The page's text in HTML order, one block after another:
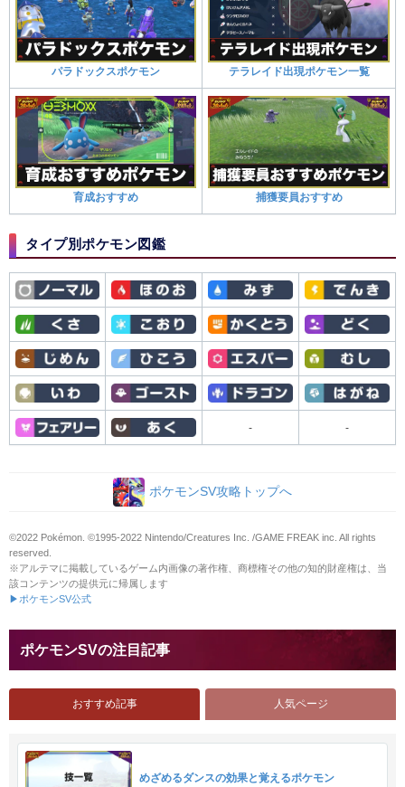
パラドックスポケモン テラレイド出現ポケモン一覧
育成おすすめ 捕獲要員おすすめ
タイプ別ポケモン図鑑
- -
ポケモンSV攻略トップへ
©2022 Pokémon. ©1995-2022 Nintendo/Creatures Inc. /GAME FREAK inc. All rights
reserved.
※アルテマに掲載しているゲーム内画像の著作権、商標権その他の知的財産権は、当
該コンテンツの提供元に帰属します
▶ポケモンSV公式
ポケモンSVの注目記事
おすすめ記事 人気ページ
めざめるダンスの効果と覚えるポケモン